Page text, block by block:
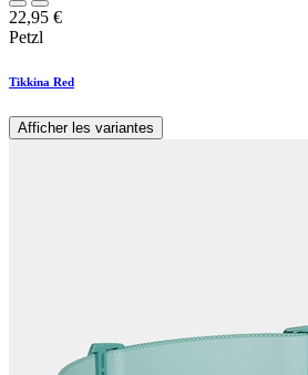
22,95 €
Petzl
Tikkina Red
Afficher les variantes